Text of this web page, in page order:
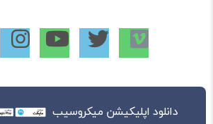
دانلود اپلیکیشن میکروسیب